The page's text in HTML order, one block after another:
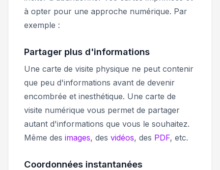
à opter pour une approche numérique. Par
exemple :
Partager plus d'informations
Une carte de visite physique ne peut contenir
que peu d'informations avant de devenir
encombrée et inesthétique. Une carte de
visite numérique vous permet de partager
autant d'informations que vous le souhaitez.
Même des images, des vidéos, des PDF, etc.
Coordonnées instantanées